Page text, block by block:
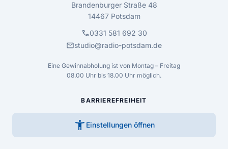
Brandenburger Straße 48
14467 Potsdam
call0331 581 692 30
mailstudio@radio-potsdam.de
Eine Gewinnabholung ist von Montag – Freitag
08.00 Uhr bis 18.00 Uhr möglich.
BARRIEREFREIHEIT
accessibility_new Einstellungen öffnen